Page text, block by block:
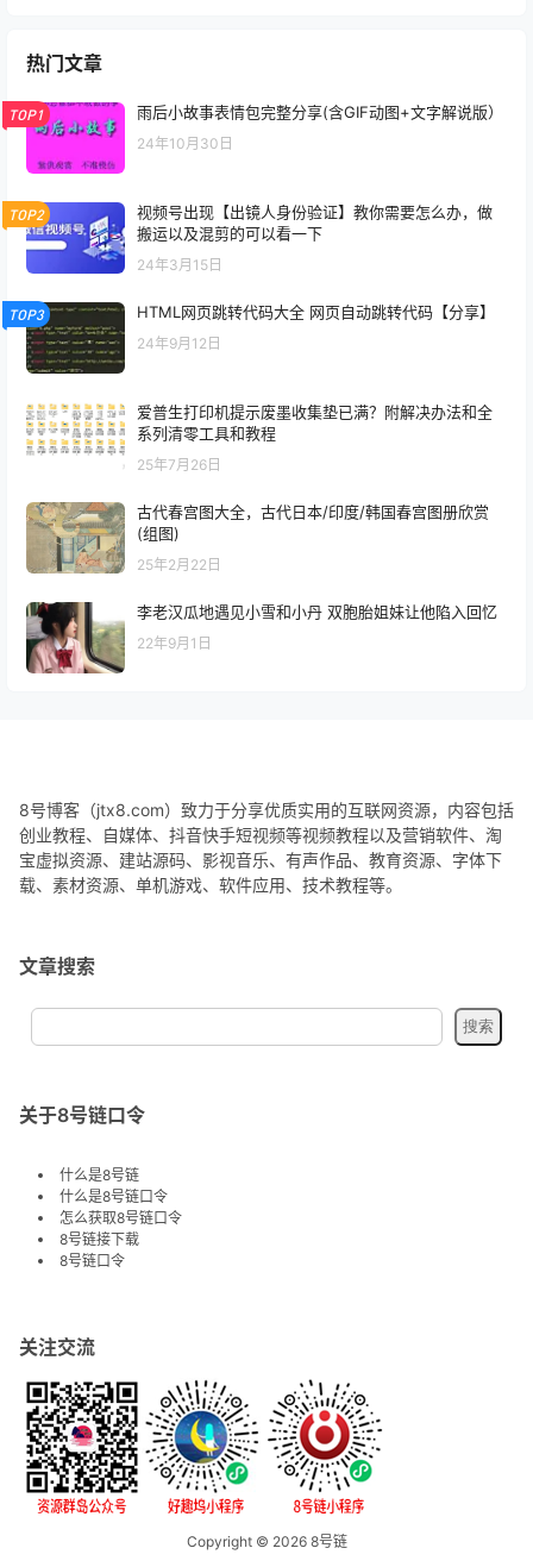
热门文章
TOP1 雨后小故事表情包完整分享(含GIF动图+文字解说版）
24年10月30日
TOP2
视频号出现【出镜人身份验证】教你需要怎么办，做
搬运以及混剪的可以看一下
24年3月15日
TOP3 HTML网页跳转代码大全 网页自动跳转代码【分享】
24年9月12日
爱普生打印机提示废墨收集垫已满？附解决办法和全
系列清零工具和教程
25年7月26日
古代春宫图大全，古代日本/印度/韩国春宫图册欣赏
(组图)
25年2月22日
李老汉瓜地遇见小雪和小丹 双胞胎姐妹让他陷入回忆
22年9月1日
8号博客（jtx8.com）致力于分享优质实用的互联网资源，内容包括
创业教程、自媒体、抖音快手短视频等视频教程以及营销软件、淘
宝虚拟资源、建站源码、影视音乐、有声作品、教育资源、字体下
载、素材资源、单机游戏、软件应用、技术教程等。
文章搜索
关于8号链口令
什么是8号链
什么是8号链口令
怎么获取8号链口令
8号链接下载
8号链口令
关注交流
Copyright © 20268号链